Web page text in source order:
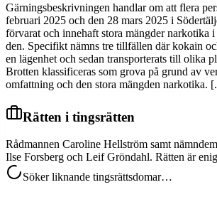
Gärningsbeskrivningen handlar om att flera
februari 2025 och den 28 mars 2025 i
förvarat och innehaft stora mängder narkotika
den. Specifikt nämns tre tillfällen där kokain
en lägenhet och sedan transporterats till olika
Brotten klassificeras som grova på grund av
omfattning och den stora mängden narkotika.
Rätten i tingsrätten
Rådmannen Caroline Hellström samt
Ilse Forsberg och Leif Gröndahl. Rätten är
Söker liknande tingsrättsdomar…